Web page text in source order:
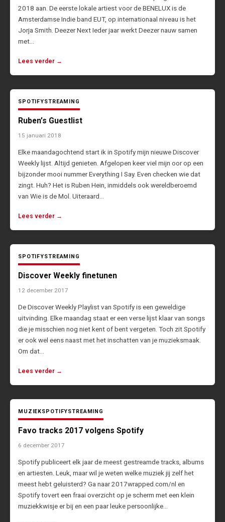
2018 aan. De eerste lokale artiest voor de BENELUX is de
Amsterdamse Indie band EUT, op internationaal niveau is het
Jorja Smith. Deezer Next Ieder jaar werkt Deezer nauw samen
met…
Lees verder →
SPOTIFYSTREAMING
Ruben’s Guestlist
15 januari 2018
Elke maandagochtend start ik in Spotify mijn nieuwe Discover
Weekly lijst. Altijd genieten. Afgelopen keer viel mijn oor op een
bijzonder mooi nummer Everything I Say. Even checken wie dat
zingt. Huh? Het is Ruben Hein, inmiddels ook wereldberoemd
van Wie is de Mol. Uiteraard…
Lees verder →
SPOTIFYSTREAMING
Discover Weekly finetunen
12 december 2017
De Discover Weekly Playlist van Spotify is een geweldige
uitvinding. Elke maandag staat er een verse lijst klaar van songs
die je misschien nog niet kent of bent vergeten. Toch zit Spotify
er ook wel eens naast met het inschatten van je muzieksmaak.
Om dat…
Lees verder →
MUZIEKSPOTIFYSTREAMING
Favo tracks 2017 volgens Spotify
6 december 2017
Spotify publiceert elk jaar de meest gestreamde tracks, albums
en artiesten. Leuk, maar wil je weten welke muziek jij zelf het
meest hebt geluisterd? Ga naar 2017wrapped.com/nl en
Spotify tovert een fraai overzicht op je scherm met een klein
muziekkwisje er bij en een paar leuke persoonlijke…